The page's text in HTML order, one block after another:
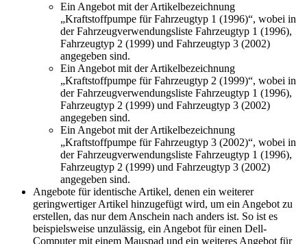
Ein Angebot mit der Artikelbezeichnung
„Kraftstoffpumpe für Fahrzeugtyp 1 (1996)“, wobei in
der Fahrzeugverwendungsliste Fahrzeugtyp 1 (1996),
Fahrzeugtyp 2 (1999) und Fahrzeugtyp 3 (2002)
angegeben sind.
Ein Angebot mit der Artikelbezeichnung
„Kraftstoffpumpe für Fahrzeugtyp 2 (1999)“, wobei in
der Fahrzeugverwendungsliste Fahrzeugtyp 1 (1996),
Fahrzeugtyp 2 (1999) und Fahrzeugtyp 3 (2002)
angegeben sind.
Ein Angebot mit der Artikelbezeichnung
„Kraftstoffpumpe für Fahrzeugtyp 3 (2002)“, wobei in
der Fahrzeugverwendungsliste Fahrzeugtyp 1 (1996),
Fahrzeugtyp 2 (1999) und Fahrzeugtyp 3 (2002)
angegeben sind.
Angebote für identische Artikel, denen ein weiterer
geringwertiger Artikel hinzugefügt wird, um ein Angebot zu
erstellen, das nur dem Anschein nach anders ist. So ist es
beispielsweise unzulässig, ein Angebot für einen Dell-
Computer mit einem Mauspad und ein weiteres Angebot für